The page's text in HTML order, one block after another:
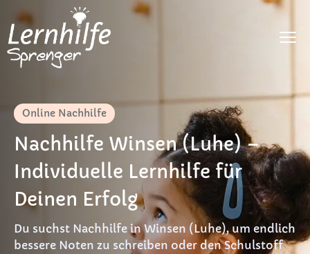
LRS
Dyskalkulie
DaF
Preise
FAQ
Online Nachhilfe
Nachhilfe Winsen (Luhe) –
Individuelle Lernhilfe für
Deinen Erfolg
Du suchst Nachhilfe in Winsen (Luhe), um endlich
bessere Noten zu schreiben oder den Schulstoff